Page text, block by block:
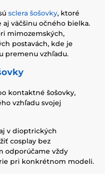
sclera šošovky, ktoré
väčšinu očného bielka.
mimozemských,
postavách, kde je
premenu vzhľadu.
kontaktné šošovky,
vzhľadu svojej
v dioptrických
cosplay bez
odporúčame vždy
pri konkrétnom modeli.